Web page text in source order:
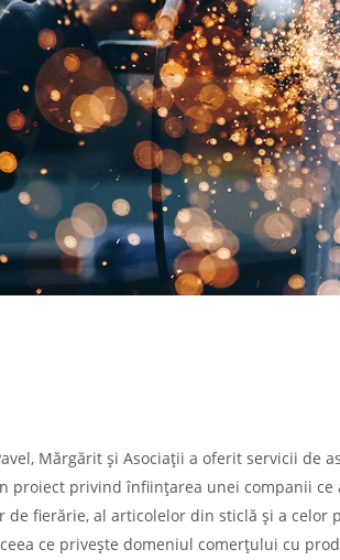
Mărgărit și Asociații a oferit servicii
proiect privind înființarea unei companii
fierărie, al articolelor din sticlă și a celor
ce privește domeniul comerțului cu